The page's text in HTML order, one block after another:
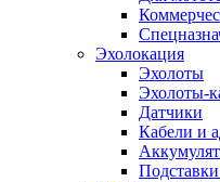
Эхолокация
Эхолоты
Эхолоты-
Датчики
Кабели и